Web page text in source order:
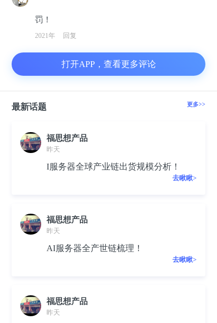
罚！
2021年 回复
打开APP，查看更多评论
最新话题 更多>>
福思想产品
昨天
I服务器全球产业链出货规模分析！
去瞅瞅>
福思想产品
昨天
AI服务器全产世链梳理！
去瞅瞅>
福思想产品
昨天